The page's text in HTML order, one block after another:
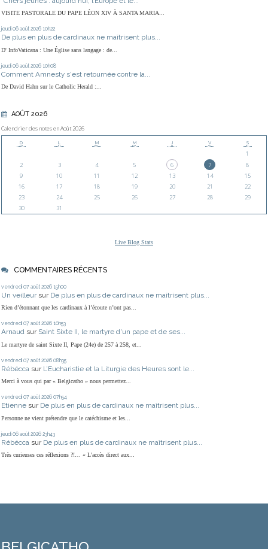
VISITE PASTORALE DU PAPE LÉON XIV À SANTA MARIA...
jeudi 06 août 2026 10h22
De plus en plus de cardinaux ne maîtrisent plus...
D' InfoVaticana : Une Église sans langage : de...
jeudi 06 août 2026 10h08
Comment Amnesty s'est retournée contre la...
De David Hahn sur le Catholic Herald :...
AOÛT 2026
Calendrier des notes en Août 2026
D L M M J V S
1
2
3 4 5 6 7
8
9
10 11 12 13 14
15
16
17 18 19 20 21
22
23
24 25 26 27 28
29
30
31
Live Blog Stats
COMMENTAIRES RÉCENTS
vendredi 07 août 2026 15h00
Un veilleur sur De plus en plus de cardinaux ne maîtrisent plus...
Rien d’étonnant que les cardinaux à l’écoute n’ont pas...
vendredi 07 août 2026 10h53
Arnaud sur Saint Sixte II, le martyre d'un pape et de ses...
Le martyre de saint Sixte II, Pape (24e) de 257 à 258, et...
vendredi 07 août 2026 08h35
Rébécca sur L’Eucharistie et la Liturgie des Heures sont le...
Merci à vous qui par « Belgicatho » nous permettez...
vendredi 07 août 2026 07h54
Etienne sur De plus en plus de cardinaux ne maîtrisent plus...
Personne ne vient prétendre que le catéchisme et les...
jeudi 06 août 2026 23h43
Rébécca sur De plus en plus de cardinaux ne maîtrisent plus...
Très curieuses ces réflexions ?!… « L'accès direct aux...